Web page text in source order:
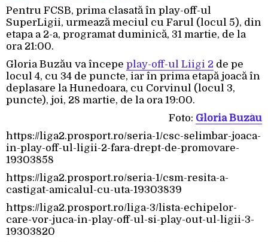
Pentru FCSB, prima clasată în play-off-ul
SuperLigii, urmează meciul cu Farul (locul 5), din
etapa a 2-a, programat duminică, 31 martie, de la
ora 21:00.
Gloria Buzău va începe play-off-ul Liigi 2 de pe
locul 4, cu 34 de puncte, iar în prima etapă joacă în
deplasare la Hunedoara, cu Corvinul (locul 3,
puncte), joi, 28 martie, de la ora 19:00.
Foto: Gloria Buzău
https://liga2.prosport.ro/seria-1/csc-selimbar-joaca-
in-play-off-ul-ligii-2-fara-drept-de-promovare-
19303858
https://liga2.prosport.ro/seria-1/csm-resita-a-
castigat-amicalul-cu-uta-19303839
https://liga2.prosport.ro/liga-3/lista-echipelor-
care-vor-juca-in-play-off-ul-si-play-out-ul-ligii-3-
19303820